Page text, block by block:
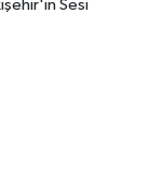
Sesi